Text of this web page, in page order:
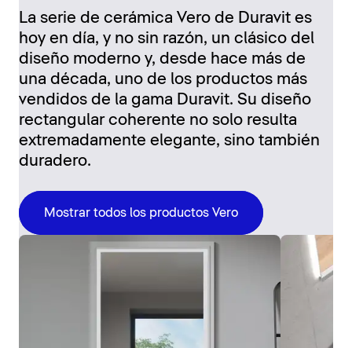
La serie de cerámica Vero de Duravit es
hoy en día, y no sin razón, un clásico del
diseño moderno y, desde hace más de
una década, uno de los productos más
vendidos de la gama Duravit. Su diseño
rectangular coherente no solo resulta
extremadamente elegante, sino también
duradero.
Mostrar todos los productos Vero